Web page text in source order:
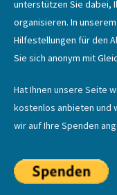
unterstützen Sie dabei,
organisieren. In
Hilfestellungen für den
Sie sich anonym mit
Hat Ihnen unsere Seite
kostenlos anbieten und
wir auf Ihre Spenden